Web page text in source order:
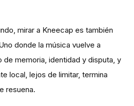
mirar a Kneecap es también
donde la música vuelve a
memoria, identidad y disputa, y
local, lejos de limitar, termina
resuena.